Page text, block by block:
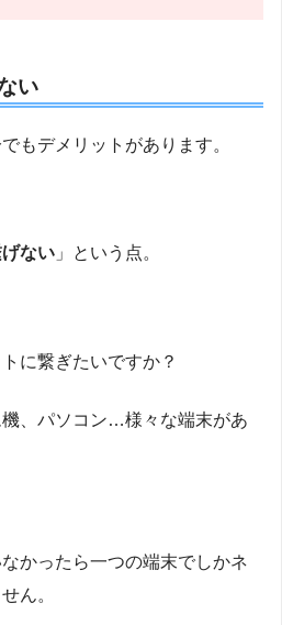
い
もデメリットがあります。
ない 」という点。
に繋ぎたいですか？
、パソコン…様々な端末があ
かったら一つの端末でしかネ
ん。